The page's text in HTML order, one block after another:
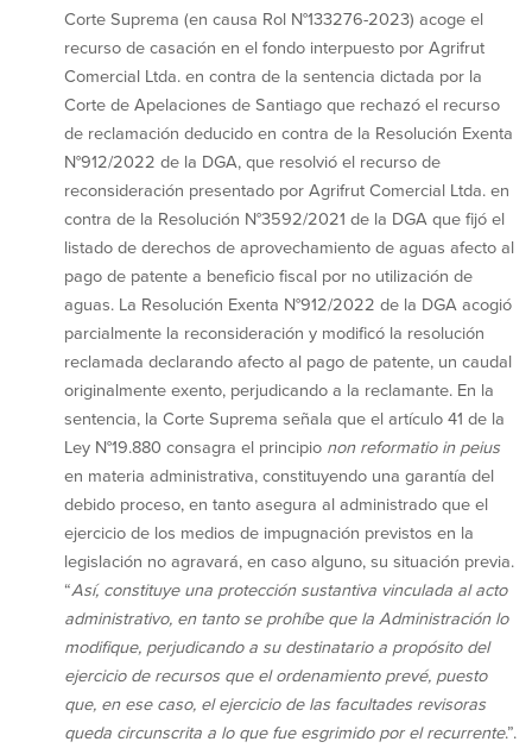
Corte Suprema (en causa Rol N°133276-2023) acoge el
recurso de casación en el fondo interpuesto por Agrifrut
Comercial Ltda. en contra de la sentencia dictada por la
Corte de Apelaciones de Santiago que rechazó el recurso
de reclamación deducido en contra de la Resolución Exenta
N°912/2022 de la DGA, que resolvió el recurso de
reconsideración presentado por Agrifrut Comercial Ltda. en
contra de la Resolución N°3592/2021 de la DGA que fijó el
listado de derechos de aprovechamiento de aguas afecto al
pago de patente a beneficio fiscal por no utilización de
aguas. La Resolución Exenta N°912/2022 de la DGA acogió
parcialmente la reconsideración y modificó la resolución
reclamada declarando afecto al pago de patente, un caudal
originalmente exento, perjudicando a la reclamante. En la
sentencia, la Corte Suprema señala que el artículo 41 de la
Ley N°19.880 consagra el principio non reformatio in peius
en materia administrativa, constituyendo una garantía del
debido proceso, en tanto asegura al administrado que el
ejercicio de los medios de impugnación previstos en la
legislación no agravará, en caso alguno, su situación previa.
“Así, constituye una protección sustantiva vinculada al acto
administrativo, en tanto se prohíbe que la Administración lo
modifique, perjudicando a su destinatario a propósito del
ejercicio de recursos que el ordenamiento prevé, puesto
que, en ese caso, el ejercicio de las facultades revisoras
queda circunscrita a lo que fue esgrimido por el recurrente.”.